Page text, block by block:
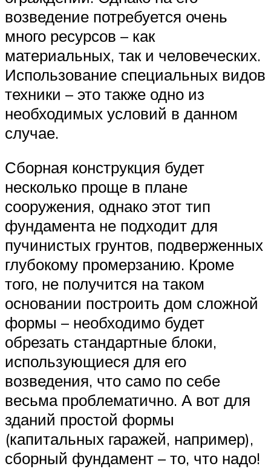
возведение потребуется очень
много ресурсов – как
материальных, так и человеческих.
Использование специальных видов
техники – это также одно из
необходимых условий в данном
случае.
Сборная конструкция будет
несколько проще в плане
сооружения, однако этот тип
фундамента не подходит для
пучинистых грунтов, подверженных
глубокому промерзанию. Кроме
того, не получится на таком
основании построить дом сложной
формы – необходимо будет
обрезать стандартные блоки,
использующиеся для его
возведения, что само по себе
весьма проблематично. А вот для
зданий простой формы
(капитальных гаражей, например),
сборный фундамент – то, что надо!